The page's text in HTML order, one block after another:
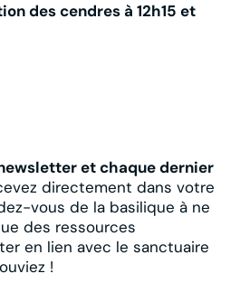
des cendres à 12h15 et
et chaque dernier
directement dans votre
vous de la basilique à ne
des ressources
en lien avec le sanctuaire
!